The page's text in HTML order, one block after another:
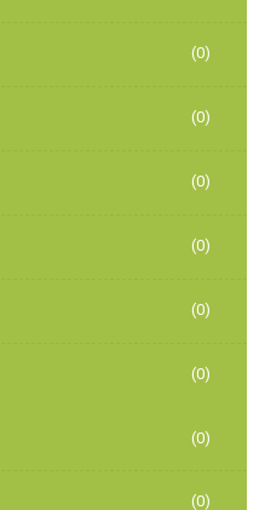
(0)
(0)
(0)
(0)
(0)
(0)
(0)
(0)